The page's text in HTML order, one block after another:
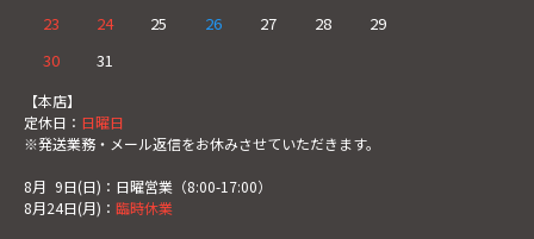
23
24 25 26 27 28
29
30
31
【本店】
定休日： 日曜日
※発送業務・メール返信をお休みさせていただきます。
8月 9日(日)：日曜営業（8:00-17:00）
8月24日(月)： 臨時休業